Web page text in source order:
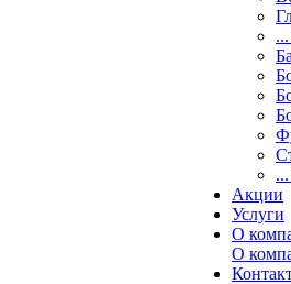
Акции
Услуги
О
О